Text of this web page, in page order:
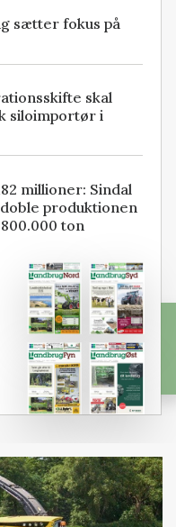
sætter fokus på
skal
siloimportør i
millioner: Sindal
produktionen
ton